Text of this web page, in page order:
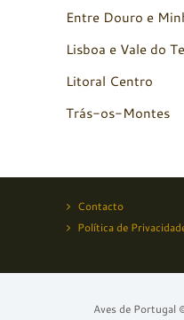
Entre Douro e
Lisboa e Vale do
Litoral Centro
Trás-os-Montes
Contacto
Política de
Aves de Portugal